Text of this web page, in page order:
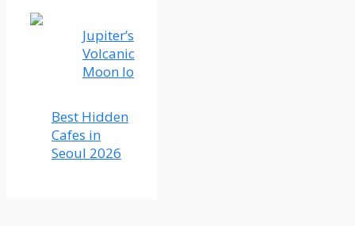
Jupiter’s
Volcanic
Moon Io
Best Hidden
Cafes in
Seoul 2026